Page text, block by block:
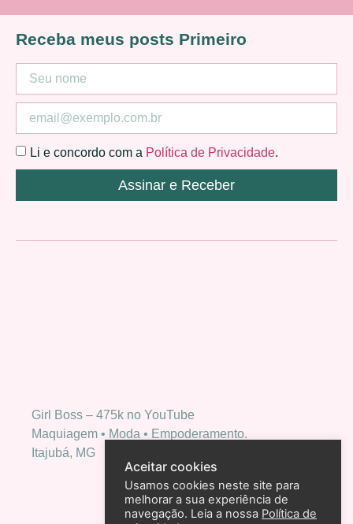
Girl Boss – 475k no YouTube
Maquiagem • Moda • Empoderamento.
Itajubá, MG
Receba meus posts Primeiro
Li e concordo com a Política de Privacidade.
Assinar e Receber
Aceitar cookies
Usamos cookies neste site para
melhorar a sua experiência de
navegação. Leia a nossa Política de